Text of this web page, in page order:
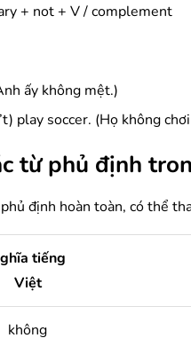
+ not + V / complement
ấy không mệt.)
play soccer. (Họ không
từ phủ định
định hoàn toàn, có thể
tiếng
Việt
không